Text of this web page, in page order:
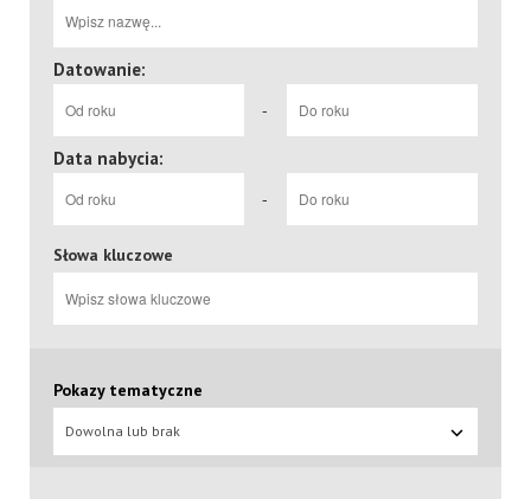
Datowanie:
-
Data nabycia:
-
Słowa kluczowe
Pokazy tematyczne
Dowolna lub brak